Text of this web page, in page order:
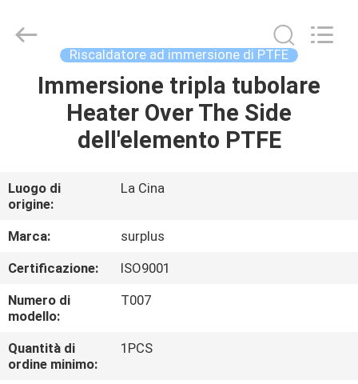
CASA.
PRODOTTI
SU
DI
NOI
VISITA
ALLA
FABBRICA
Technology
Limited.
Riscaldatore ad immersione di PTFE
Immersione tripla tubolare
Heater Over The Side
dell'elemento PTFE
Luogo di
origine:
La Cina
Marca:
surplus
Certificazione:
ISO9001
Numero di
modello:
T007
Quantità di
ordine minimo:
1PCS